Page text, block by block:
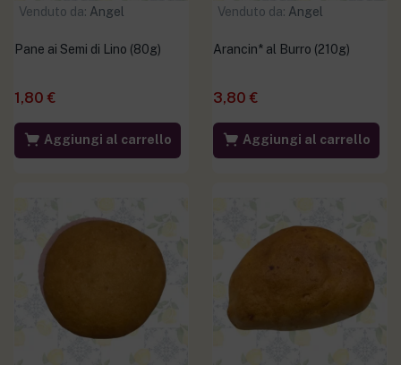
Venduto da: Angel
Pane ai Semi di Lino (80g)
1,80 €
Aggiungi al carrello
Venduto da: Angel
Arancin* al Burro (210g)
3,80 €
Aggiungi al carrello